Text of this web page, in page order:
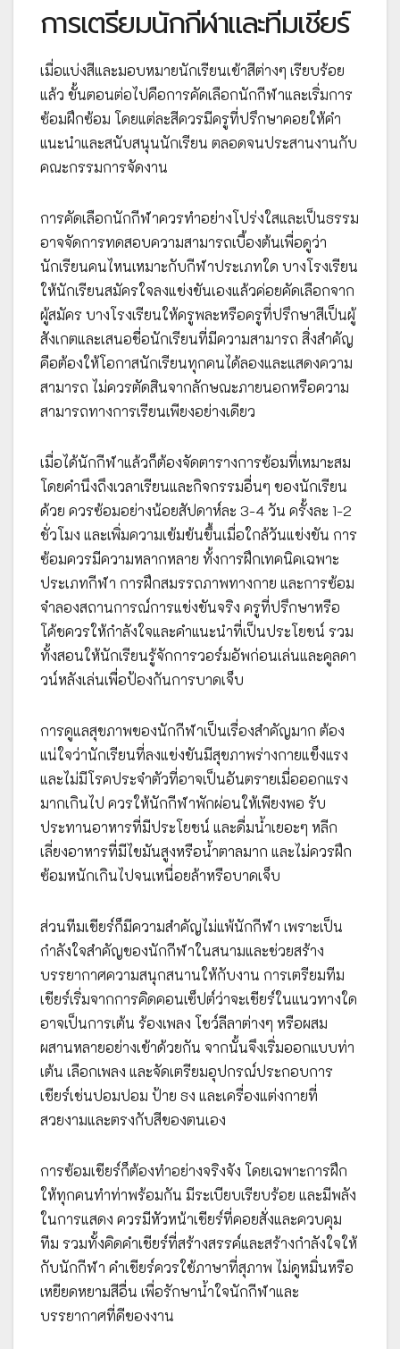
การเตรียมนักกีฬาและทีมเชียร์
เมื่อแบ่งสีและมอบหมายนักเรียนเข้าสีต่างๆ เรียบร้อย
แล้ว ขั้นตอนต่อไปคือการคัดเลือกนักกีฬาและเริ่มการ
ซ้อมฝึกซ้อม โดยแต่ละสีควรมีครูที่ปรึกษาคอยให้คำ
แนะนำและสนับสนุนนักเรียน ตลอดจนประสานงานกับ
คณะกรรมการจัดงาน
การคัดเลือกนักกีฬาควรทำอย่างโปร่งใสและเป็นธรรม
อาจจัดการทดสอบความสามารถเบื้องต้นเพื่อดูว่า
นักเรียนคนไหนเหมาะกับกีฬาประเภทใด บางโรงเรียน
ให้นักเรียนสมัครใจลงแข่งขันเองแล้วค่อยคัดเลือกจาก
ผู้สมัคร บางโรงเรียนให้ครูพละหรือครูที่ปรึกษาสีเป็นผู้
สังเกตและเสนอชื่อนักเรียนที่มีความสามารถ สิ่งสำคัญ
คือต้องให้โอกาสนักเรียนทุกคนได้ลองและแสดงความ
สามารถ ไม่ควรตัดสินจากลักษณะภายนอกหรือความ
สามารถทางการเรียนเพียงอย่างเดียว
เมื่อได้นักกีฬาแล้วก็ต้องจัดตารางการซ้อมที่เหมาะสม
โดยคำนึงถึงเวลาเรียนและกิจกรรมอื่นๆ ของนักเรียน
ด้วย ควรซ้อมอย่างน้อยสัปดาห์ละ 3-4 วัน ครั้งละ 1-2
ชั่วโมง และเพิ่มความเข้มข้นขึ้นเมื่อใกล้วันแข่งขัน การ
ซ้อมควรมีความหลากหลาย ทั้งการฝึกเทคนิคเฉพาะ
ประเภทกีฬา การฝึกสมรรถภาพทางกาย และการซ้อม
จำลองสถานการณ์การแข่งขันจริง ครูที่ปรึกษาหรือ
โค้ชควรให้กำลังใจและคำแนะนำที่เป็นประโยชน์ รวม
ทั้งสอนให้นักเรียนรู้จักการวอร์มอัพก่อนเล่นและคูลดา
วน์หลังเล่นเพื่อป้องกันการบาดเจ็บ
การดูแลสุขภาพของนักกีฬาเป็นเรื่องสำคัญมาก ต้อง
แน่ใจว่านักเรียนที่ลงแข่งขันมีสุขภาพร่างกายแข็งแรง
และไม่มีโรคประจำตัวที่อาจเป็นอันตรายเมื่อออกแรง
มากเกินไป ควรให้นักกีฬาพักผ่อนให้เพียงพอ รับ
ประทานอาหารที่มีประโยชน์ และดื่มน้ำเยอะๆ หลีก
เลี่ยงอาหารที่มีไขมันสูงหรือน้ำตาลมาก และไม่ควรฝึก
ซ้อมหนักเกินไปจนเหนื่อยล้าหรือบาดเจ็บ
ส่วนทีมเชียร์ก็มีความสำคัญไม่แพ้นักกีฬา เพราะเป็น
กำลังใจสำคัญของนักกีฬาในสนามและช่วยสร้าง
บรรยากาศความสนุกสนานให้กับงาน การเตรียมทีม
เชียร์เริ่มจากการคิดคอนเซ็ปต์ว่าจะเชียร์ในแนวทางใด
อาจเป็นการเต้น ร้องเพลง โชว์ลีลาต่างๆ หรือผสม
ผสานหลายอย่างเข้าด้วยกัน จากนั้นจึงเริ่มออกแบบท่า
เต้น เลือกเพลง และจัดเตรียมอุปกรณ์ประกอบการ
เชียร์เช่นปอมปอม ป้าย ธง และเครื่องแต่งกายที่
สวยงามและตรงกับสีของตนเอง
การซ้อมเชียร์ก็ต้องทำอย่างจริงจัง โดยเฉพาะการฝึก
ให้ทุกคนทำท่าพร้อมกัน มีระเบียบเรียบร้อย และมีพลัง
ในการแสดง ควรมีหัวหน้าเชียร์ที่คอยสั่งและควบคุม
ทีม รวมทั้งคิดคำเชียร์ที่สร้างสรรค์และสร้างกำลังใจให้
กับนักกีฬา คำเชียร์ควรใช้ภาษาที่สุภาพ ไม่ดูหมิ่นหรือ
เหยียดหยามสีอื่น เพื่อรักษาน้ำใจนักกีฬาและ
บรรยากาศที่ดีของงาน